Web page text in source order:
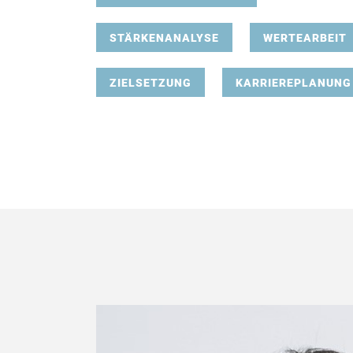
STÄRKENANALYSE WERTEARBEIT
ZIELSETZUNG KARRIEREPLANUNG